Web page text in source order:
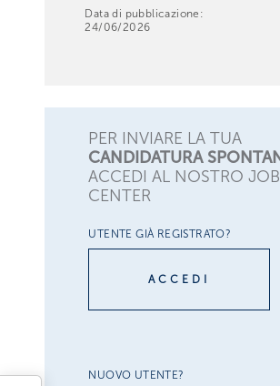
PER INVIARE LA TUA
CANDIDATURA
ACCEDI AL NOSTRO JOB
CENTER
UTENTE GIÀ REGISTRATO?
ACCEDI
NUOVO UTENTE?
Data di pubblicazione:
24/06/2026